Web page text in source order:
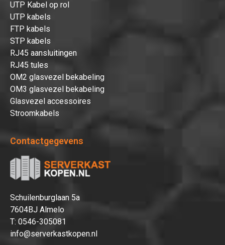
UTP Kabel op rol
UTP kabels
FTP kabels
STP kabels
RJ45 aansluitingen
RJ45 tules
OM2 glasvezel bekabeling
OM3 glasvezel bekabeling
Glasvezel accessoires
Stroomkabels
Contactgegevens
Schuilenburglaan 5a
7604BJ Almelo
T: 0546-305081
info@serverkastkopen.nl
Hartelijk dank!
aan uw winkelwagen!